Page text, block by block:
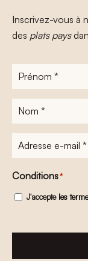
Inscrivez-vous à
des plats pays
Prénom
Nom
Adresse
e-
mail*
Conditions*
J'accepte les